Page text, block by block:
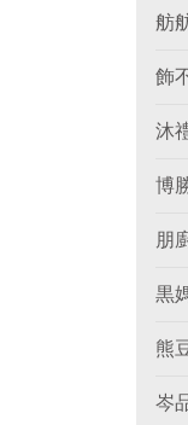
舫
飾
沐
博
朋
黒
熊
岑